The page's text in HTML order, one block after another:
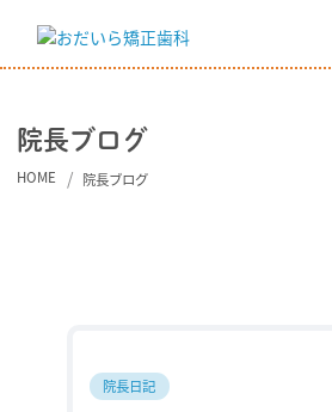
院長ブログ
HOME 院長ブログ
院長日記